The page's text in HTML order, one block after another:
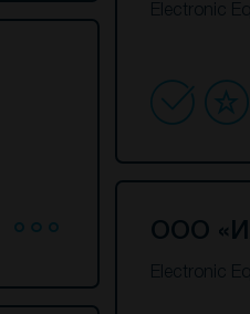
Electronic
ООО
Electronic